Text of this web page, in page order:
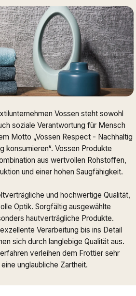
Vossen steht sowohl
soziale Verantwortung für Mensch
Motto „Vossen Respect - Nachhaltig
konsumieren“. Vossen Produkte
aus wertvollen Rohstoffen,
und einer hohen Saugfähigkeit.
und hochwertige Qualität,
Optik. Sorgfältig ausgewählte
hautverträgliche Produkte.
Verarbeitung bis ins Detail
sich durch langlebige Qualität aus.
verleihen dem Frottier sehr
unglaubliche Zartheit.